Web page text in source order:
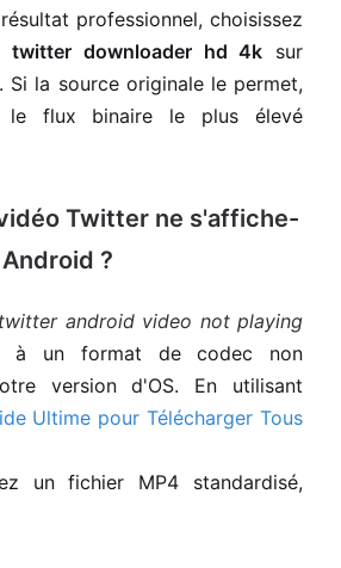
professionnel, choisissez
twitter downloader hd 4k sur
Si la source originale le permet,
le flux binaire le plus élevé
Twitter ne s'affiche-
?
twitter android video not playing
à un format de codec non
version d'OS. En utilisant
Ultime pour Télécharger Tous
un fichier MP4 standardisé,